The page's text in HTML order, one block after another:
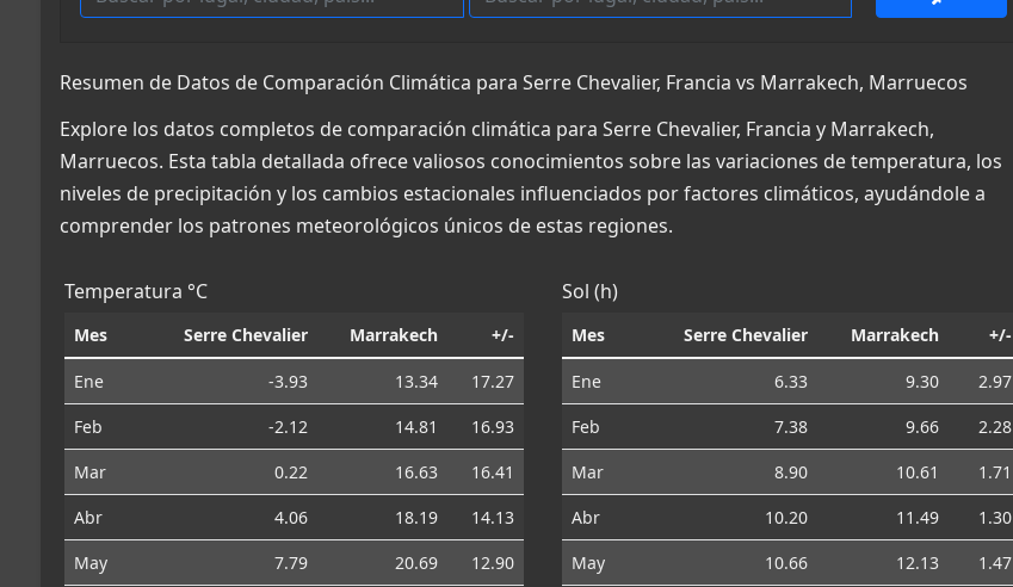
Resumen de Datos de Comparación Climática para Serre Chevalier, Francia vs Marrakech, Marruecos
Explore los datos completos de comparación climática para Serre Chevalier, Francia y Marrakech,
Marruecos. Esta tabla detallada ofrece valiosos conocimientos sobre las variaciones de temperatura, los
niveles de precipitación y los cambios estacionales influenciados por factores climáticos, ayudándole a
comprender los patrones meteorológicos únicos de estas regiones.
Temperatura °C
Mes Serre Chevalier Marrakech +/-
Ene -3.93 13.34
17.27
Feb
-2.12 14.81
16.93
Mar
0.22 16.63
16.41
Abr
4.06 18.19
14.13
May
7.79 20.69
12.90
Sol (h)
Mes Serre Chevalier Marrakech +/-
Ene 6.33 9.30
2.97
Feb
7.38 9.66
2.28
Mar
8.90 10.61
1.71
Abr
10.20 11.49
1.30
May
10.66 12.13
1.47